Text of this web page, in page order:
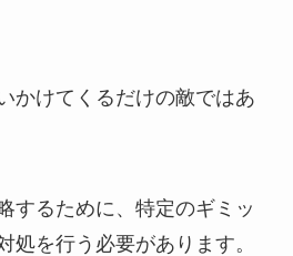
かけてくるだけの敵ではあ
するために、特定のギミッ
処を行う必要があります。